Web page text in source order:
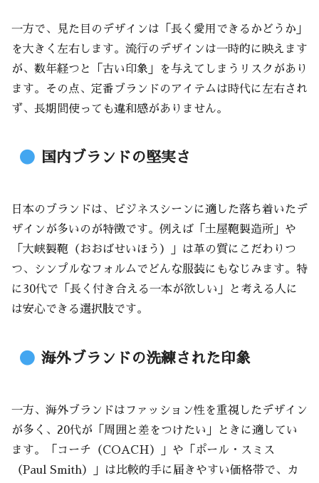
一方で、見た目のデザインは「長く愛用できるかどうか」
を大きく左右します。流行のデザインは一時的に映えます
が、数年経つと「古い印象」を与えてしまうリスクがあり
ます。その点、定番ブランドのアイテムは時代に左右され
ず、長期間使っても違和感がありません。
国内ブランドの堅実さ
日本のブランドは、ビジネスシーンに適した落ち着いたデ
ザインが多いのが特徴です。例えば「土屋鞄製造所」や
「大峡製鞄（おおばせいほう）」は革の質にこだわりつ
つ、シンプルなフォルムでどんな服装にもなじみます。特
に30代で「長く付き合える一本が欲しい」と考える人に
は安心できる選択肢です。
海外ブランドの洗練された印象
一方、海外ブランドはファッション性を重視したデザイン
が多く、20代が「周囲と差をつけたい」ときに適してい
ます。「コーチ（COACH）」や「ポール・スミス
（Paul Smith）」は比較的手に届きやすい価格帯で、カ